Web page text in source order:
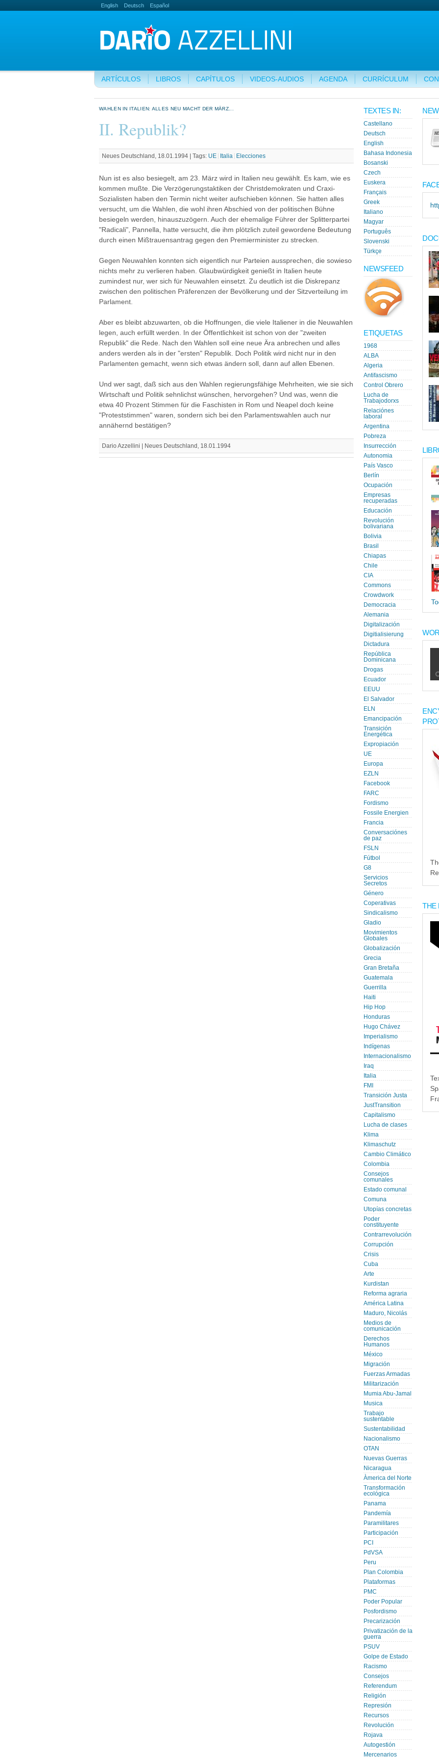
English Deutsch Español
ARTÍCULOS LIBROS CAPÍTULOS VIDEOS-AUDIOS AGENDA CURRÍCULUM
WAHLEN IN ITALIEN: ALLES NEU MACHT DER MÄRZ...
II. Republik?
Neues Deutschland, 18.01.1994 | Tags: UE Italia Elecciones
Nun ist es also besiegelt, am 23. März wird in Italien neu gewählt. Es kam, wie es
kommen mußte. Die Verzögerungstaktiken der Christdemokraten und Craxi-
Sozialisten haben den Termin nicht weiter aufschieben können. Sie hatten alles
versucht, um die Wahlen, die wohl ihren Abschied von der politischen Bühne
besiegeln werden, hinauszuzögern. Auch der ehemalige Führer der Splitterpartei
"Radicali", Pannella, hatte versucht, die ihm plötzlich zuteil gewordene Bedeutung
durch einen Mißtrauensantrag gegen den Premierminister zu strecken.
Gegen Neuwahlen konnten sich eigentlich nur Parteien aussprechen, die sowieso
nichts mehr zu verlieren haben. Glaubwürdigkeit genießt in Italien heute
zumindest nur, wer sich für Neuwahlen einsetzt. Zu deutlich ist die Diskrepanz
zwischen den politischen Präferenzen der Bevölkerung und der Sitzverteilung im
Parlament.
Aber es bleibt abzuwarten, ob die Hoffnungen, die viele Italiener in die Neuwahlen
legen, auch erfüllt werden. In der Öffentlichkeit ist schon von der "zweiten
Republik" die Rede. Nach den Wahlen soll eine neue Ära anbrechen und alles
anders werden als in der "ersten" Republik. Doch Politik wird nicht nur in den
Parlamenten gemacht, wenn sich etwas ändern soll, dann auf allen Ebenen.
Und wer sagt, daß sich aus den Wahlen regierungsfähige Mehrheiten, wie sie sich
Wirtschaft und Politik sehnlichst wünschen, hervorgehen? Und was, wenn die
etwa 40 Prozent Stimmen für die Faschisten in Rom und Neapel doch keine
"Proteststimmen" waren, sondern sich bei den Parlamentswahlen auch nur
annähernd bestätigen?
Dario Azzellini | Neues Deutschland, 18.01.1994
TEXTES IN:
Castellano
Deutsch
English
Bahasa Indonesia
Bosanski
Czech
Euskera
Français
Greek
Italiano
Magyar
Português
Slovenski
Türkçe
NEWSFEED
ETIQUETAS
1968
ALBA
Algeria
Antifascismo
Control Obrero
Lucha de
Trabajodorxs
Relaciónes
laboral
Argentina
Pobreza
Insurrección
Autonomia
País Vasco
Berlín
Ocupación
Empresas
recuperadas
Educación
Revolución
bolivariana
Bolivia
Brasil
Chiapas
Chile
CIA
Commons
Crowdwork
Democracia
Alemania
Digitalización
Digitialisierung
Dictadura
República
Dominicana
Drogas
Ecuador
EEUU
El Salvador
ELN
Emancipación
Transición
Energética
Expropiación
UE
Europa
EZLN
Facebook
FARC
Fordismo
Fossile Energien
Francia
Conversaciónes
de paz
FSLN
Fútbol
G8
Servicios
Secretos
Género
Coperativas
Sindicalismo
Gladio
Movimientos
Globales
Globalización
Grecia
Gran Bretaña
Guatemala
Guerrilla
Haiti
Hip Hop
Honduras
Hugo Chávez
Imperialismo
Indígenas
Internacionalismo
Iraq
Italia
FMI
Transición Justa
JustTransition
Capitalismo
Lucha de clases
Klima
Klimaschutz
Cambio Climático
Colombia
Consejos
comunales
Estado comunal
Comuna
Utopías concretas
Poder
constituyente
Contrarrevolución
Corrupción
Crisis
Cuba
Arte
Kurdistan
Reforma agraria
América Latina
Maduro, Nicolás
Medios de
comunicación
Derechos
Humanos
México
Migración
Fuerzas Armadas
Militarización
Mumia Abu-Jamal
Musica
Trabajo
sustentable
Sustentabilidad
Nacionalismo
OTAN
Nuevas Guerras
Nicaragua
Àmerica del Norte
Transformación
ecológica
Panama
Pandemía
Paramilitares
Participación
PCI
PdVSA
Peru
Plan Colombia
Plataformas
PMC
Poder Popular
Posfordismo
Precarización
Privatización de la
guerra
PSUV
Golpe de Estado
Racismo
Consejos
Referendum
Religión
Represión
Recursos
Revolución
Rojava
Autogestión
Mercenarios
THE